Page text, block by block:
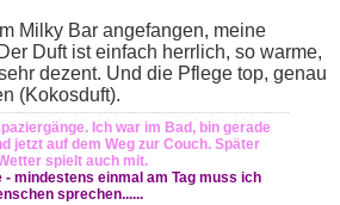
Milky Bar angefangen, meine
Duft ist einfach herrlich, so warme,
dezent. Und die Pflege top, genau
(Kokosduft).
Ich war im Bad, bin gerade
jetzt auf dem Weg zur Couch. Später
spielt auch mit.
- mindestens einmal am Tag muss ich
sprechen......